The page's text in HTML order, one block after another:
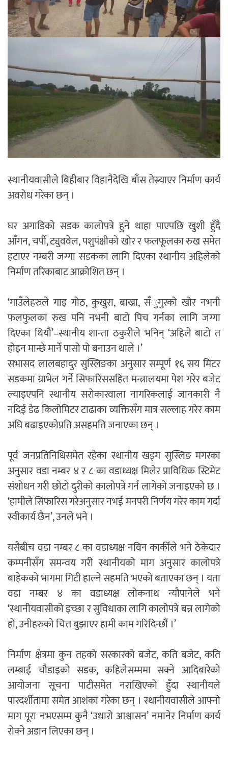
स्थानीयवासीले बिहीबार विहानैदेखि बाँस तेस्र्याएर निर्माण कार्य
अवरोध गरेका छन् ।
घर अगाडिको सडक कालोपत्रे हुने थाहा पाएपछि खुशी हुँदै
आँगन, चर्पी, ट्युववेल, पशुपंक्षीको खोर र फलफूलका रुख समेत
हटाएर नम्बरी जग्गा सडकका लागि दिएका स्थानीय अहिलेको
निर्माण तरिकाबाट आक्रोशित छन् ।
‘गाउँलेहरुले गाइ गोठ, कुखुरा, बाख्रा, सँुगुरको खोर नभनी
फलफुलका रुख पनि नभनी बाटो पिच गर्नका लागि जग्गा
दिएका थियौं’–स्थानीय शान्ता ठकुरीले भनिन् ‘अहिले बाटो त
होइन मान्छे मार्ने पासो पो बनाउन थाले ।’
सभासद लालबहादुर सुस्लिङका अनुसार सम्पूर्ण १६ सय मिटर
सडकमा ग्राभेल गर्ने सिफारिससहित मन्त्रालयमा पेश गरेर बजेट
ल्याइएपनि स्थानीय सरोकारवाला नागरिकलाई जानकारी नै
नदिई डेढ किलोमिटर टाढाका व्यक्तिसँग मात्र सल्लाह गरेर काम
अघि बढाइएकोप्रति असहमति जनाएका छन् ।
पूर्व जनप्रतिनिधिसमेत रहेका स्थानीय खड्ग सुस्लिङ मगरका
अनुसार वडा नम्बर ४ र ८ का वडाध्यक्ष मिलेर प्राविधिक स्टिमेट
संशोधन गरी छोटो दुरीको कालोपत्रे गर्न लागेको जनाइएको छ ।
‘हामीले सिफारिस गरेअनुसार नभई मनपरी निर्णय गरेर काम गर्दा
स्वीकार्य छैन’, उनले भने ।
यसैबीच वडा नम्बर ८ का वडाध्यक्ष नविन कार्कीले भने ठेकेदार
कम्पनीसँग समन्वय गरी स्थानीयको माग अनुसार कालोपत्रे
बाहेकको भागमा गिटी हाल्ने सहमति भएको बताएका छन् । यता
वडा नम्बर ४ का वडाध्यक्ष लोकनाथ न्यौपानेले भने
‘स्थानीयवासीको इच्छा र सुविधाका लागि कालोपत्रे बन्न लागेको
हो, उनीहरुको चित्त बुझाएर हामी काम गरिदिन्छौं ।’
निर्माण क्षेत्रमा कुन तहको सरकारको बजेट, कति बजेट, कति
लम्बाई चौडाइको सडक, कहिलेसम्ममा सक्ने आदिबारेको
आयोजना सूचना पाटीसमेत नराखिएको हुँदा स्थानीयले
पारदर्शीतामा समेत आशंका गरेका छन् । स्थानीयवासीले आफ्नो
माग पूरा नभएसम्म कुनै ‘उधारो आश्वासन’ नमानेर निर्माण कार्य
रोक्ने अडान लिएका छन् ।